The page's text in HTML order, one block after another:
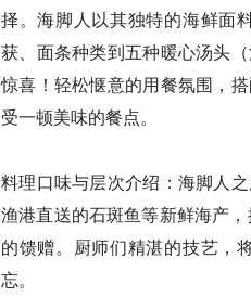
择。海脚人以其独特的海鲜面
获、面条种类到五种暖心汤头
惊喜！轻松惬意的用餐氛围，
受一顿美味的餐点。
料理口味与层次介绍：海脚人
渔港直送的石斑鱼等新鲜海产
的馈赠。厨师们精湛的技艺，
忘。